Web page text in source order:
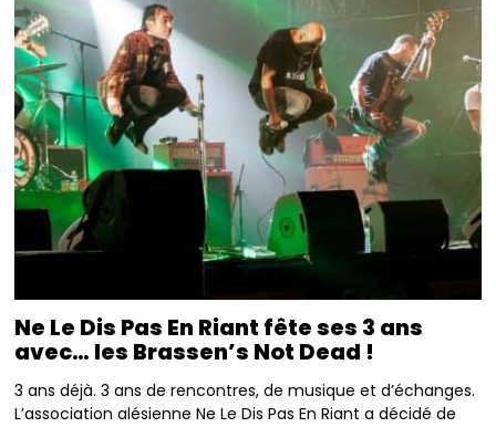
Ne Le Dis Pas En Riant fête ses 3 ans
avec… les Brassen’s Not Dead !
3 ans déjà. 3 ans de rencontres, de musique et d’échanges.
L’association alésienne Ne Le Dis Pas En Riant a décidé de